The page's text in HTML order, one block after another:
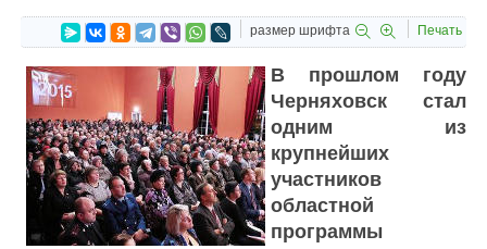
размер шрифта Печать
В прошлом году
Черняховск стал
одним из
крупнейших
участников
областной
программы